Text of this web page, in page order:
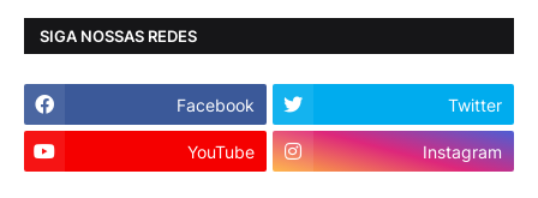
SIGA NOSSAS REDES
Facebook Twitter
YouTube Instagram